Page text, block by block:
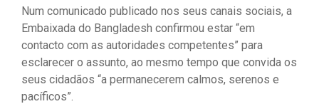
Num comunicado publicado nos seus canais sociais, a
Embaixada do Bangladesh confirmou estar “em
contacto com as autoridades competentes” para
esclarecer o assunto, ao mesmo tempo que convida os
seus cidadãos “a permanecerem calmos, serenos e
pacíficos”.